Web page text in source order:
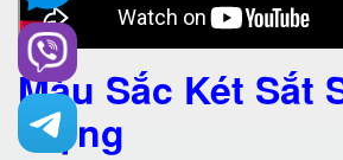
Màu Sắc Két Sắt
Trọng